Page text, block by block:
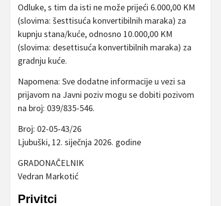
Odluke, s tim da isti ne može prijeći 6.000,00 KM
(slovima: šesttisuća konvertibilnih maraka) za
kupnju stana/kuće, odnosno 10.000,00 KM
(slovima: desettisuća konvertibilnih maraka) za
gradnju kuće.
Napomena: Sve dodatne informacije u vezi sa
prijavom na Javni poziv mogu se dobiti pozivom
na broj: 039/835-546.
Broj: 02-05-43/26
Ljubuški, 12. siječnja 2026. godine
GRADONAČELNIK
Vedran Markotić
Privitci